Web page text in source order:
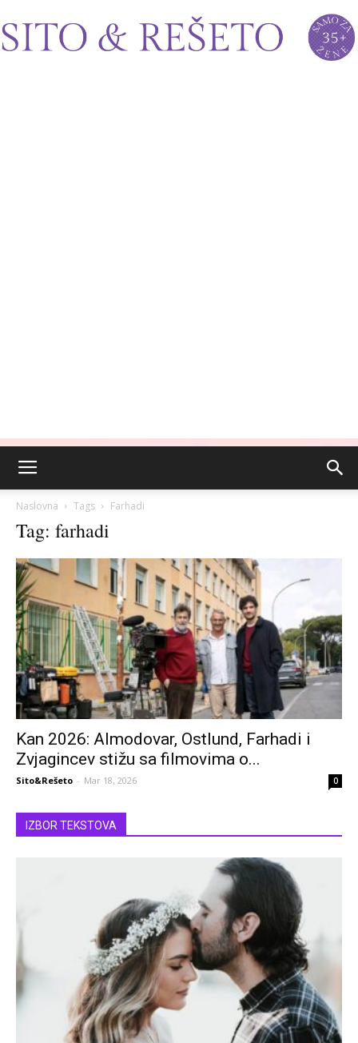
Naslovna Tags Farhadi
Tag: farhadi
Kan 2026: Almodovar, Ostlund, Farhadi i
Zvjagincev stižu sa filmovima o...
Sito&Rešeto - Mar 18, 2026 0
IZBOR TEKSTOVA